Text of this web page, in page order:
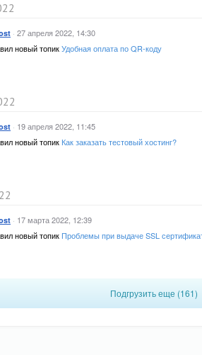
· 27 апреля 2022, 14:30
новый топикУдобная оплата по QR-коду
· 19 апреля 2022, 11:45
новый топик Как заказать тестовый хостинг?
· 17 марта 2022, 12:39
новый топик Проблемы при выдаче SSL
Подгрузить еще (161)